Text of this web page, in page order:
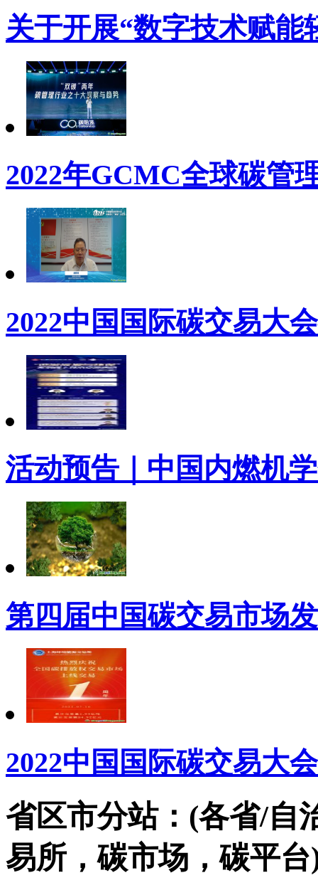
关于开展“数字技术赋能
2022年GCMC全球碳管
2022中国国际碳交易大
活动预告｜中国内燃机
第四届中国碳交易市场
2022中国国际碳交易大
省区市分站：(各省/自
易所，碳市场，碳平台